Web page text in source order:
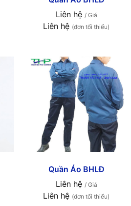
Liên hệ / Giá
Liên hệ (đơn tối thiểu)
Quần Áo BHLĐ
Liên hệ / Giá
Liên hệ (đơn tối thiểu)